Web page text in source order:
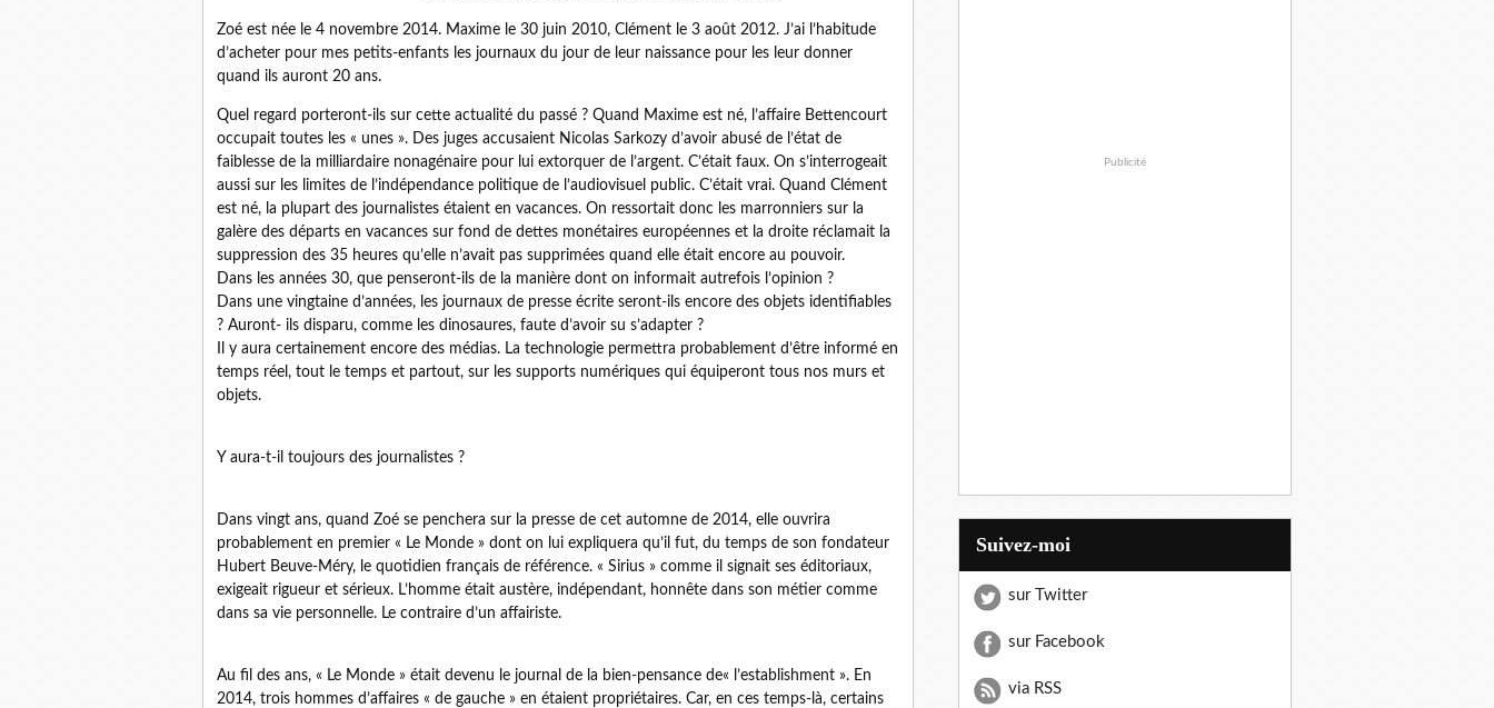
Zoé est née le 4 novembre 2014. Maxime le 30 juin 2010, Clément le 3 août 2012. J’ai l’habitude
d’acheter pour mes petits-enfants les journaux du jour de leur naissance pour les leur donner
quand ils auront 20 ans.
Quel regard porteront-ils sur cette actualité du passé ? Quand Maxime est né, l’affaire Bettencourt
occupait toutes les « unes ». Des juges accusaient Nicolas Sarkozy d’avoir abusé de l’état de
faiblesse de la milliardaire nonagénaire pour lui extorquer de l’argent. C’était faux. On s’interrogeait
aussi sur les limites de l’indépendance politique de l’audiovisuel public. C’était vrai. Quand Clément
est né, la plupart des journalistes étaient en vacances. On ressortait donc les marronniers sur la
galère des départs en vacances sur fond de dettes monétaires européennes et la droite réclamait la
suppression des 35 heures qu’elle n’avait pas supprimées quand elle était encore au pouvoir.
Dans les années 30, que penseront-ils de la manière dont on informait autrefois l’opinion ?
Dans une vingtaine d’années, les journaux de presse écrite seront-ils encore des objets identifiables
? Auront- ils disparu, comme les dinosaures, faute d’avoir su s’adapter ?
Il y aura certainement encore des médias. La technologie permettra probablement d’être informé en
temps réel, tout le temps et partout, sur les supports numériques qui équiperont tous nos murs et
objets.
Y aura-t-il toujours des journalistes ?
Dans vingt ans, quand Zoé se penchera sur la presse de cet automne de 2014, elle ouvrira
probablement en premier « Le Monde » dont on lui expliquera qu’il fut, du temps de son fondateur
Hubert Beuve-Méry, le quotidien français de référence. « Sirius » comme il signait ses éditoriaux,
exigeait rigueur et sérieux. L’homme était austère, indépendant, honnête dans son métier comme
dans sa vie personnelle. Le contraire d’un affairiste.
Au fil des ans, « Le Monde » était devenu le journal de la bien-pensance de« l’establishment ». En
2014, trois hommes d’affaires « de gauche » en étaient propriétaires. Car, en ces temps-là, certains
Publicité
Suivez-moi
sur Twitter
sur Facebook
via RSS